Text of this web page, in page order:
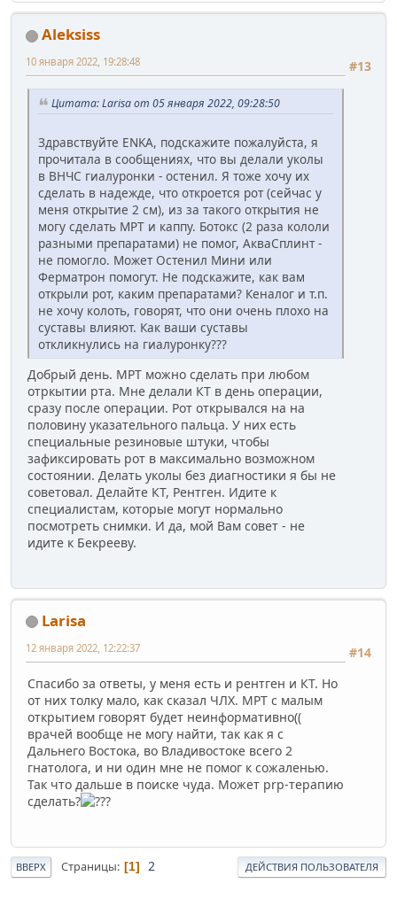
Aleksiss
#13
10 января 2022, 19:28:48
Цитата: Larisa от 05 января 2022, 09:28:50
Здравствуйте ENKA, подскажите пожалуйста, я
прочитала в сообщениях, что вы делали уколы
в ВНЧС гиалуронки - остенил. Я тоже хочу их
сделать в надежде, что откроется рот (сейчас у
меня открытие 2 см), из за такого открытия не
могу сделать МРТ и каппу. Ботокс (2 раза кололи
разными препаратами) не помог, АкваСплинт -
не помогло. Может Остенил Мини или
Ферматрон помогут. Не подскажите, как вам
открыли рот, каким препаратами? Кеналог и т.п.
не хочу колоть, говорят, что они очень плохо на
суставы влияют. Как ваши суставы
откликнулись на гиалуронку???
Добрый день. МРТ можно сделать при любом
отркытии рта. Мне делали КТ в день операции,
сразу после операции. Рот открывался на на
половину указательного пальца. У них есть
специальные резиновые штуки, чтобы
зафиксировать рот в максимально возможном
состоянии. Делать уколы без диагностики я бы не
советовал. Делайте КТ, Рентген. Идите к
специалистам, которые могут нормально
посмотреть снимки. И да, мой Вам совет - не
идите к Бекрееву.
Larisa
#14
12 января 2022, 12:22:37
Спасибо за ответы, у меня есть и рентген и КТ. Но
от них толку мало, как сказал ЧЛХ. МРТ с малым
открытием говорят будет неинформативно((
врачей вообще не могу найти, так как я с
Дальнего Востока, во Владивостоке всего 2
гнатолога, и ни один мне не помог к сожаленью.
Так что дальше в поиске чуда. Может prp-терапию
сделать?
ВВЕРХ Страницы 1 2 ДЕЙСТВИЯ ПОЛЬЗОВАТЕЛЯ